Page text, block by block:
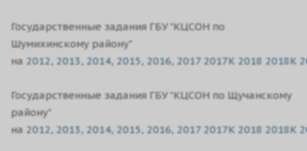
Государственные задания ГБУ "КЦСОН по
Шумихинскому району"
на 2012, 2013, 2014, 2015, 2016, 20172017K 2018 2018K
Государственные задания ГБУ "КЦСОН по Щучанскому
району"
на 2012, 2013, 2014, 2015, 2016, 20172017K 2018 2018K